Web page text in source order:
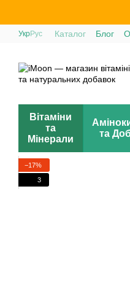
УкрРус Каталог Блог
Вітаміни
та
Мінерали
та
−17%
3